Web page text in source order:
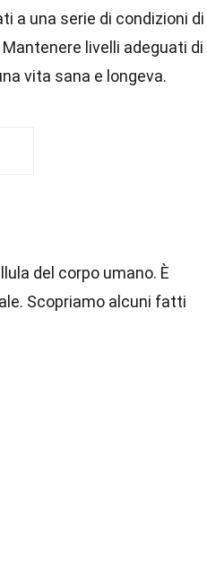
a una serie di condizioni di
livelli adeguati di
vita sana e longeva.
del corpo umano. È
Scopriamo alcuni fatti